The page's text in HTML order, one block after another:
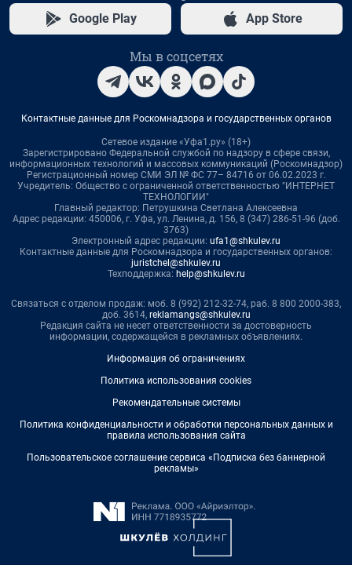
Google Play App Store
Мы в соцсетях
Контактные данные для Роскомнадзора и государственных органов
Сетевое издание «Уфа1.ру» (18+)
Зарегистрировано Федеральной службой по надзору в сфере связи,
информационных технологий и массовых коммуникаций (Роскомнадзор)
Регистрационный номер СМИ ЭЛ № ФС 77– 84716 от 06.02.2023 г.
Учредитель: Общество с ограниченной ответственностью "ИНТЕРНЕТ
ТЕХНОЛОГИИ"
Главный редактор: Петрушкина Светлана Алексеевна
Адрес редакции: 450006, г. Уфа, ул. Ленина, д. 156, 8 (347) 286-51-96 (доб.
3763)
Электронный адрес редакции: ufa1@shkulev.ru
Контактные данные для Роскомнадзора и государственных органов:
juristchel@shkulev.ru
Техподдержка: help@shkulev.ru
Связаться с отделом продаж: моб. 8 (992) 212-32-74, раб. 8 800 2000-383,
доб. 3614, reklamangs@shkulev.ru
Редакция сайта не несет ответственности за достоверность
информации, содержащейся в рекламных объявлениях.
Информация об ограничениях
Политика использования cookies
Рекомендательные системы
Политика конфиденциальности и обработки персональных данных и
правила использования сайта
Пользовательское соглашение сервиса «Подписка без баннерной
рекламы»